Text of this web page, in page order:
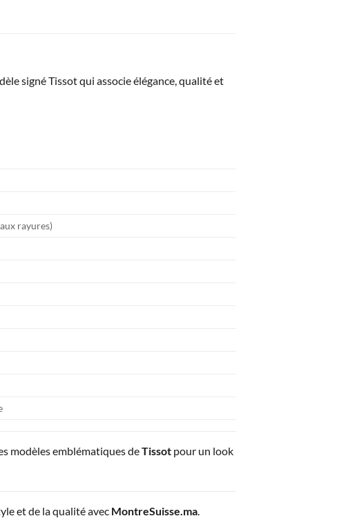
signé Tissot qui associe élégance, qualité et
rayures)
modèles emblématiques deTissot pour un look
et de la qualité avec MontreSuisse.ma.